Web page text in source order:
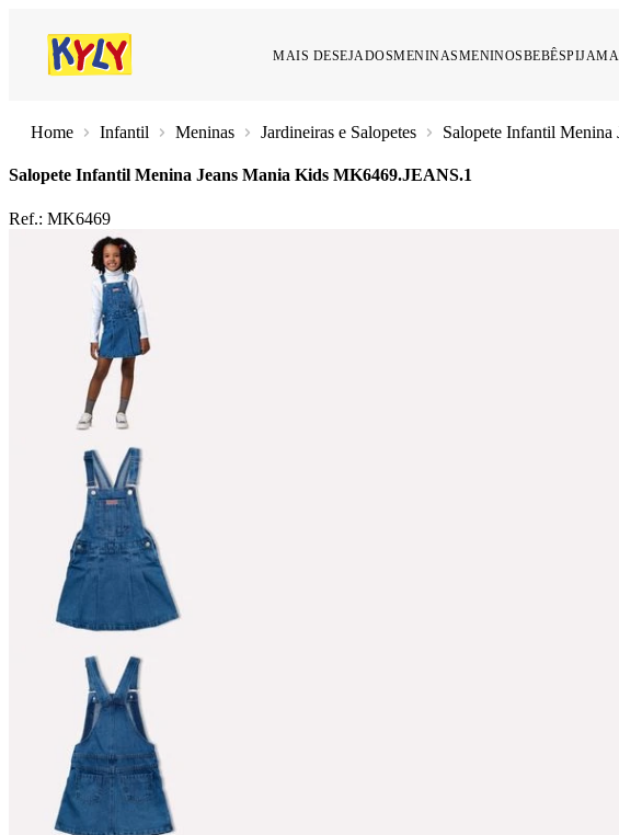
MAIS DESEJADOSMENINASMENINOSBEBÊS
Infantil Meninas Jardineiras e Salopetes Salopete Infantil Menina
Salopete Infantil Menina Jeans Mania Kids MK6469.JEANS.1
Ref.: MK6469